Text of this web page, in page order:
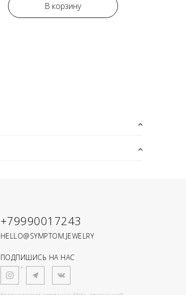
В корзину
+79990017243
HELLO@SYMPTOM.JEWELRY
ПОДПИШИСЬ НА НАС
*